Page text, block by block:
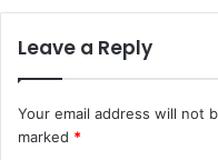
Leave a Reply
Your email address will not
marked *